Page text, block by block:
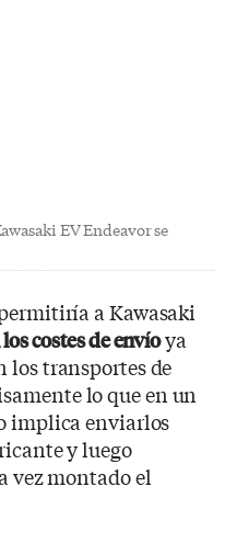
EV Endeavor se
a Kawasaki
costes de envíoya
los transportes de
lo que en un
implica enviarlos
y luego
vez montado el